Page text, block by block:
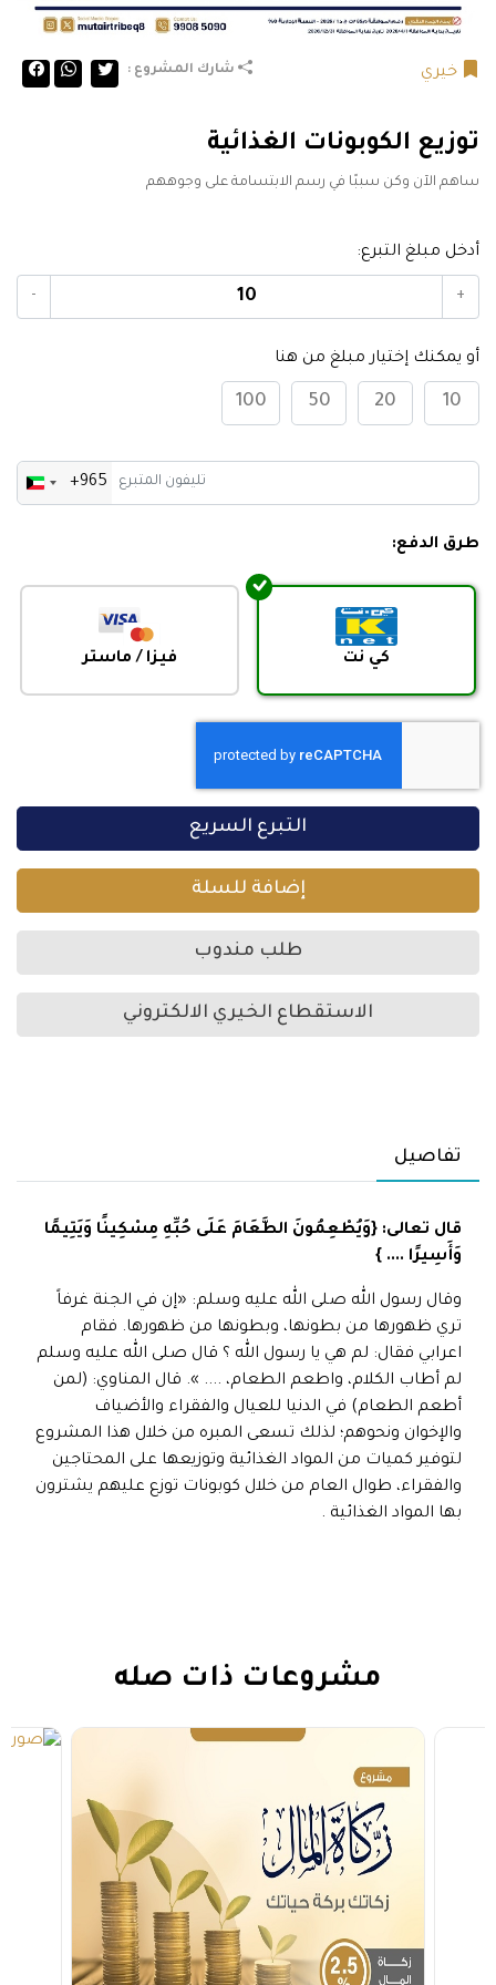
خيري شارك المشروع :
توزيع الكوبونات الغذائية
ساهم الآن وكن سببًا في رسم الابتسامة على وجوههم
أدخل مبلغ التبرع:
+
-
أو يمكنك إختيار مبلغ من هنا
10
20
50
100
Kuwait+965
طرق الدفع:
كي نت فيزا / ماستر
التبرع السريع
إضافة للسلة
طلب مندوب
الاستقطاع الخيري الالكتروني
تفاصيل
قال تعالى: {وَيُطْعِمُونَ الطَّعَامَ عَلَى حُبِّهِ مِسْكِينًا وَيَتِيمًا
وَأَسِيرًا .... }
وقال رسول الله صلى الله عليه وسلم: «إن في الجنة غرفاً
تري ظهورها من بطونها، وبطونها من ظهورها. فقام
اعرابي فقال: لم هي يا رسول الله ؟ قال صلى الله عليه وسلم
لم أطاب الكلام، واطعم الطعام، .... ». قال المناوي: (لمن
أطعم الطعام) في الدنيا للعيال والفقراء والأضياف
والإخوان ونحوهم؛ لذلك تسعى المبره من خلال هذا المشروع
لتوفير كميات من المواد الغذائية وتوزيعها على المحتاجين
والفقراء، طوال العام من خلال كوبونات توزع عليهم يشترون
بها المواد الغذائية .
مشروعات ذات صله